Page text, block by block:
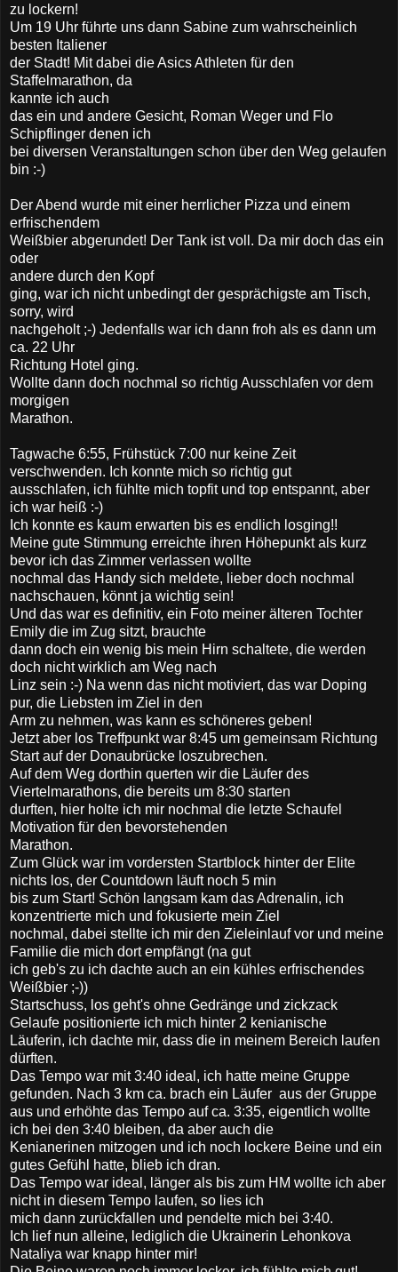
zu lockern!
Um 19 Uhr führte uns dann Sabine zum wahrscheinlich
besten Italiener
der Stadt! Mit dabei die Asics Athleten für den
Staffelmarathon, da
kannte ich auch
das ein und andere Gesicht, Roman Weger und Flo
Schipflinger denen ich
bei diversen Veranstaltungen schon über den Weg gelaufen
bin :-)
Der Abend wurde mit einer herrlicher Pizza und einem
erfrischendem
Weißbier abgerundet! Der Tank ist voll. Da mir doch das ein
oder
andere durch den Kopf
ging, war ich nicht unbedingt der gesprächigste am Tisch,
sorry, wird
nachgeholt ;-) Jedenfalls war ich dann froh als es dann um
ca. 22 Uhr
Richtung Hotel ging.
Wollte dann doch nochmal so richtig Ausschlafen vor dem
morgigen
Marathon.
Tagwache 6:55, Frühstück 7:00 nur keine Zeit
verschwenden. Ich konnte mich so richtig gut
ausschlafen, ich fühlte mich topfit und top entspannt, aber
ich war heiß :-)
Ich konnte es kaum erwarten bis es endlich losging!!
Meine gute Stimmung erreichte ihren Höhepunkt als kurz
bevor ich das Zimmer verlassen wollte
nochmal das Handy sich meldete, lieber doch nochmal
nachschauen, könnt ja wichtig sein!
Und das war es definitiv, ein Foto meiner älteren Tochter
Emily die im Zug sitzt, brauchte
dann doch ein wenig bis mein Hirn schaltete, die werden
doch nicht wirklich am Weg nach
Linz sein :-) Na wenn das nicht motiviert, das war Doping
pur, die Liebsten im Ziel in den
Arm zu nehmen, was kann es schöneres geben!
Jetzt aber los Treffpunkt war 8:45 um gemeinsam Richtung
Start auf der Donaubrücke loszubrechen.
Auf dem Weg dorthin querten wir die Läufer des
Viertelmarathons, die bereits um 8:30 starten
durften, hier holte ich mir nochmal die letzte Schaufel
Motivation für den bevorstehenden
Marathon.
Zum Glück war im vordersten Startblock hinter der Elite
nichts los, der Countdown läuft noch 5 min
bis zum Start! Schön langsam kam das Adrenalin, ich
konzentrierte mich und fokusierte mein Ziel
nochmal, dabei stellte ich mir den Zieleinlauf vor und meine
Familie die mich dort empfängt (na gut
ich geb's zu ich dachte auch an ein kühles erfrischendes
Weißbier ;-))
Startschuss, los geht's ohne Gedränge und zickzack
Gelaufe positionierte ich mich hinter 2 kenianische
Läuferin, ich dachte mir, dass die in meinem Bereich laufen
dürften.
Das Tempo war mit 3:40 ideal, ich hatte meine Gruppe
gefunden. Nach 3 km ca. brach ein Läufer aus der Gruppe
aus und erhöhte das Tempo auf ca. 3:35, eigentlich wollte
ich bei den 3:40 bleiben, da aber auch die
Kenianerinen mitzogen und ich noch lockere Beine und ein
gutes Gefühl hatte, blieb ich dran.
Das Tempo war ideal, länger als bis zum HM wollte ich aber
nicht in diesem Tempo laufen, so lies ich
mich dann zurückfallen und pendelte mich bei 3:40.
Ich lief nun alleine, lediglich die Ukrainerin Lehonkova
Nataliya war knapp hinter mir!